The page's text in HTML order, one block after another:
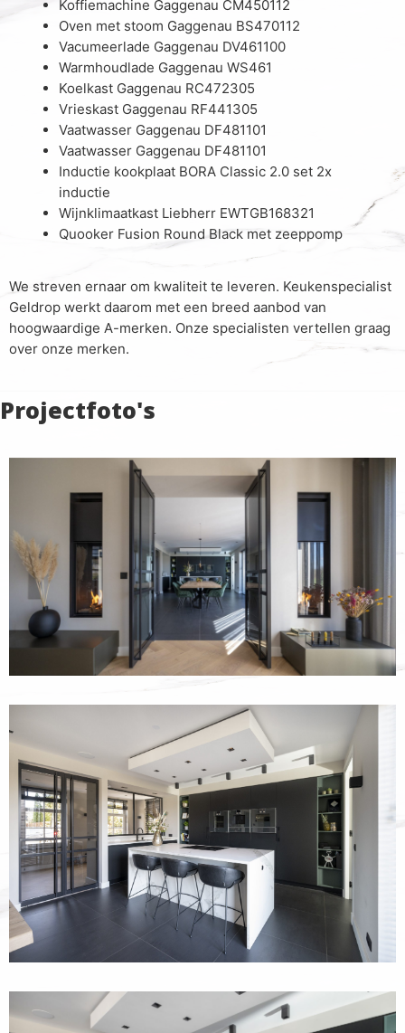
Koffiemachine Gaggenau CM450112
Oven met stoom Gaggenau BS470112
Vacumeerlade Gaggenau DV461100
Warmhoudlade Gaggenau WS461
Koelkast Gaggenau RC472305
Vrieskast Gaggenau RF441305
Vaatwasser Gaggenau DF481101
Vaatwasser Gaggenau DF481101
Inductie kookplaat BORA Classic 2.0 set 2x
inductie
Wijnklimaatkast Liebherr EWTGB168321
Quooker Fusion Round Black met zeeppomp
We streven ernaar om kwaliteit te leveren. Keukenspecialist
Geldrop werkt daarom met een breed aanbod van
hoogwaardige A-merken. Onze specialisten vertellen graag
over onze merken.
Projectfoto's